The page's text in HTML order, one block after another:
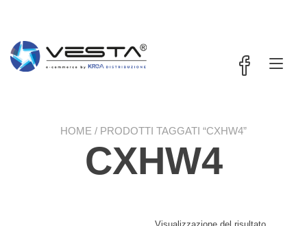
HOME / PRODOTTI TAGGATI “CXHW4”
CXHW4